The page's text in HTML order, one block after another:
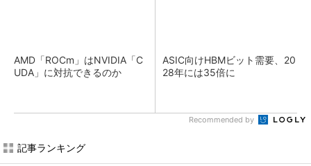
AMD「ROCm」はNVIDIA「C
UDA」に対抗できるのか
ASIC向けHBMビット需要、20
28年には35倍に
Recommended by
記事ランキング